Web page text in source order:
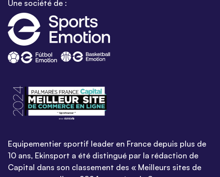
Une société de :
Equipementier sportif leader en France depuis plus de
10 ans, Ekinsport a été distingué par la rédaction de
Capital dans son classement des « Meilleurs sites de